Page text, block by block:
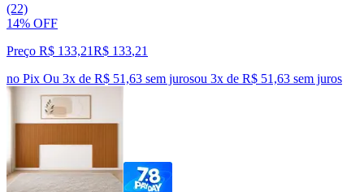
(22)
14% OFF
Preço R$ 133,21R$ 133,21
no Pix Ou 3x de R$ 51,63 sem jurosou 3x de R$ 51,63 sem juros